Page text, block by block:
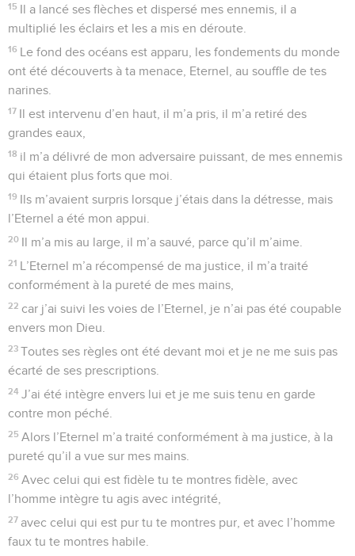
15 Il a lancé ses flèches et dispersé mes ennemis, il a
multiplié les éclairs et les a mis en déroute.
16 Le fond des océans est apparu, les fondements du monde
ont été découverts à ta menace, Eternel, au souffle de tes
narines.
17 Il est intervenu d’en haut, il m’a pris, il m’a retiré des
grandes eaux,
18 il m’a délivré de mon adversaire puissant, de mes ennemis
qui étaient plus forts que moi.
19 Ils m’avaient surpris lorsque j’étais dans la détresse, mais
l’Eternel a été mon appui.
20 Il m’a mis au large, il m’a sauvé, parce qu’il m’aime.
21 L’Eternel m’a récompensé de ma justice, il m’a traité
conformément à la pureté de mes mains,
22 car j’ai suivi les voies de l’Eternel, je n’ai pas été coupable
envers mon Dieu.
23 Toutes ses règles ont été devant moi et je ne me suis pas
écarté de ses prescriptions.
24 J’ai été intègre envers lui et je me suis tenu en garde
contre mon péché.
25 Alors l’Eternel m’a traité conformément à ma justice, à la
pureté qu’il a vue sur mes mains.
26 Avec celui qui est fidèle tu te montres fidèle, avec
l’homme intègre tu agis avec intégrité,
27 avec celui qui est pur tu te montres pur, et avec l’homme
faux tu te montres habile.